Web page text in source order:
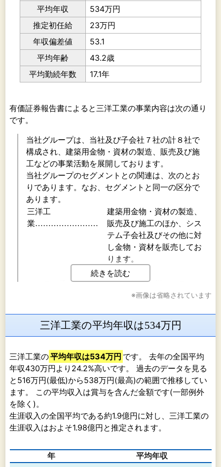
平均年収
534万円
推定初任給
23万円
年収偏差値
53.1
平均年齢
43.2歳
平均勤続年数
17.1年
有価証券報告書によると三洋工業の事業内容は次の通り
です。
続きを読む
当社グループは、当社及び子会社７社の計８社で
構成され、建築用金物・資材の製造、販売及び施
工などの事業活動を展開しております。
当社グループのセグメントとの関連は、次のとお
りであります。なお、セグメントと同一の区分で
あります。
三洋工
業……………………
建築用金物・資材の製造、
販売及び施工のほか、シス
テム子会社及びその他に対
し金物・資材を販売してお
ります。
システム子会
㈱三洋工業九州システム、
㈱三洋工業東北システム、
及び㈱三洋工業東京システ
ムが含まれております。
び施工をしており、主に床
システムの施工を行ってお
ります。また、商品の一部
を三洋工業から仕入れてお
その
フジオカエアータイト㈱、
㈱が含まれております。建
築用金物・資材の製造、販
※画像は省略されています
三洋工業の平均年収は534万円
三洋工業の平均年収は534万円 です。 去年の全国平均
年収430万円より24.2%高いです。 過去のデータを見る
と516万円(最低)から538万円(最高)の範囲で推移してい
ます。 この平均収入は賞与を含んだ金額です(一部例外
を除く)。
生涯収入の全国平均である約1.9億円に対し、三洋工業の
生涯収入はおよそ1.98億円と推定されます。
年 平均年収